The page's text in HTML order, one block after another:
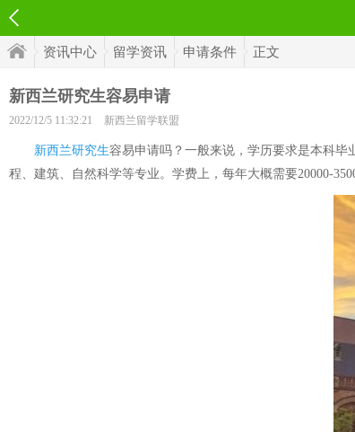
资讯中心 留学资讯 申请条件 正文
新西兰研究生容易申请
2022/12/5 11:32:21 新西兰留学联盟
新西兰研究生容易申请吗？一般来说，学历要求是本科毕
程、建筑、自然科学等专业。学费上，每年大概需要20000-